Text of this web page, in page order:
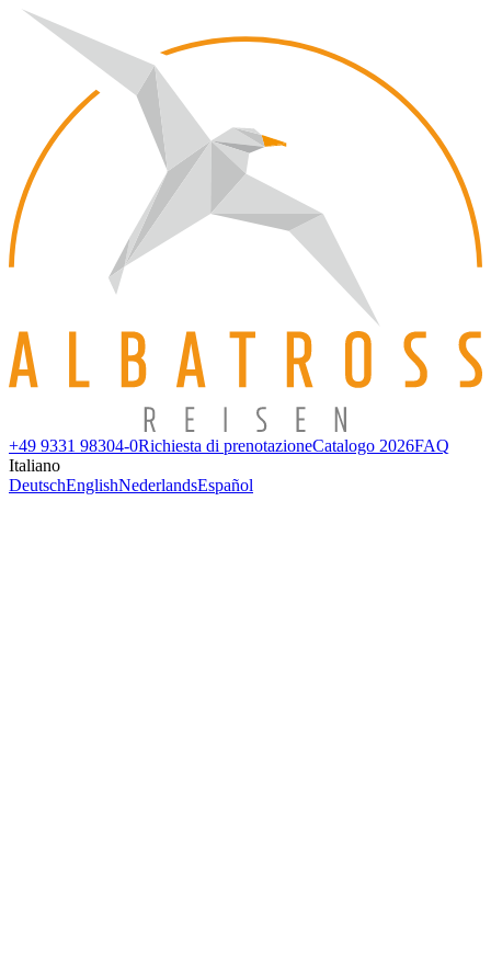
+49 9331 98304-0Richiesta di prenotazioneCatalogo 2026FAQ
Italiano
DeutschEnglishNederlandsEspañol